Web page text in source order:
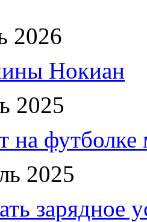
2026
Нокиан
2025
на
2025
зарядное